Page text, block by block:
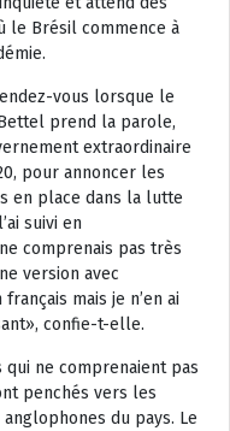
le Brésil commence à
vous lorsque le
prend la parole,
extraordinaire
pour annoncer les
en place dans la lutte
suivi en
comprenais pas très
version avec
mais je n’en ai
confie-t-elle.
ne comprenaient pas
penchés vers les
du pays. Le